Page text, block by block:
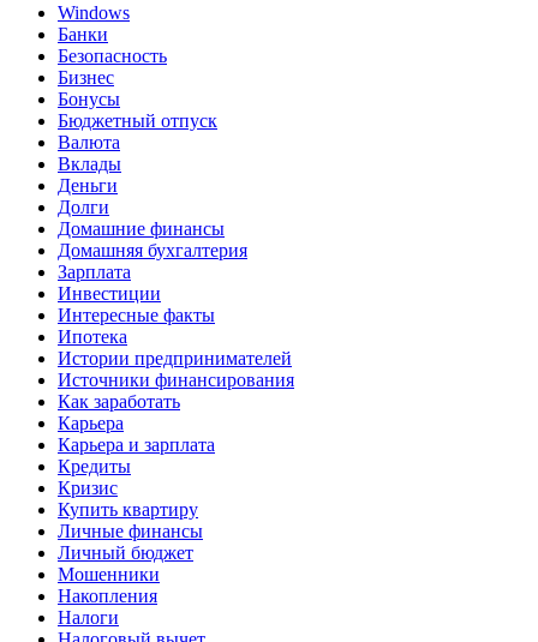
Windows
Банки
Безопасность
Бизнес
Бонусы
Бюджетный отпуск
Валюта
Вклады
Деньги
Долги
Домашние финансы
Домашняя бухгалтерия
Зарплата
Инвестиции
Интересные факты
Ипотека
Истории предпринимателей
Источники финансирования
Как заработать
Карьера
Карьера и зарплата
Кредиты
Кризис
Купить квартиру
Личные финансы
Личный бюджет
Мошенники
Накопления
Налоги